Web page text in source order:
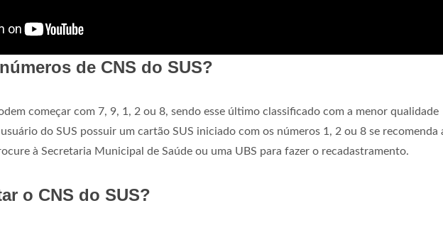
de CNS do SUS?
começar com 7, 9, 1, 2 ou 8, sendo esse último classificado com a menor qualidade
do SUS possuir um cartão SUS iniciado com os números 1, 2 ou 8 se recomenda
à Secretaria Municipal de Saúde ou uma UBS para fazer o recadastramento.
o CNS do SUS?